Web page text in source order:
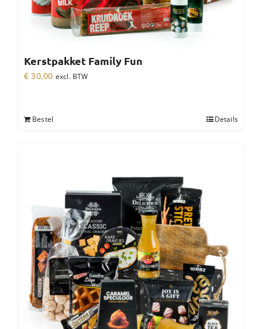
Kerstpakket Family Fun
€ 30,00 excl. BTW
Bestel Details